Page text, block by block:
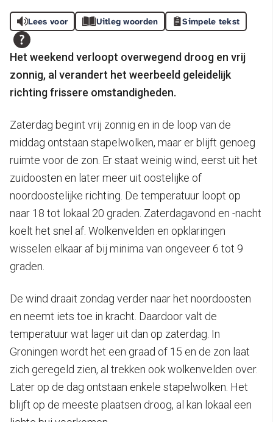
Lees voor Uitleg woorden Simpele tekst
Het weekend verloopt overwegend droog en vrij
zonnig, al verandert het weerbeeld geleidelijk
richting frissere omstandigheden.
Zaterdag begint vrij zonnig en in de loop van de
middag ontstaan stapelwolken, maar er blijft genoeg
ruimte voor de zon. Er staat weinig wind, eerst uit het
zuidoosten en later meer uit oostelijke of
noordoostelijke richting. De temperatuur loopt op
naar 18 tot lokaal 20 graden. Zaterdagavond en -nacht
koelt het snel af. Wolkenvelden en opklaringen
wisselen elkaar af bij minima van ongeveer 6 tot 9
graden.
De wind draait zondag verder naar het noordoosten
en neemt iets toe in kracht. Daardoor valt de
temperatuur wat lager uit dan op zaterdag. In
Groningen wordt het een graad of 15 en de zon laat
zich geregeld zien, al trekken ook wolkenvelden over.
Later op de dag ontstaan enkele stapelwolken. Het
blijft op de meeste plaatsen droog, al kan lokaal een